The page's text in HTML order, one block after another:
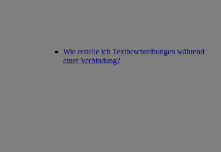
Wie erstelle ich Textbeschreibungen während
einer Verbindung?